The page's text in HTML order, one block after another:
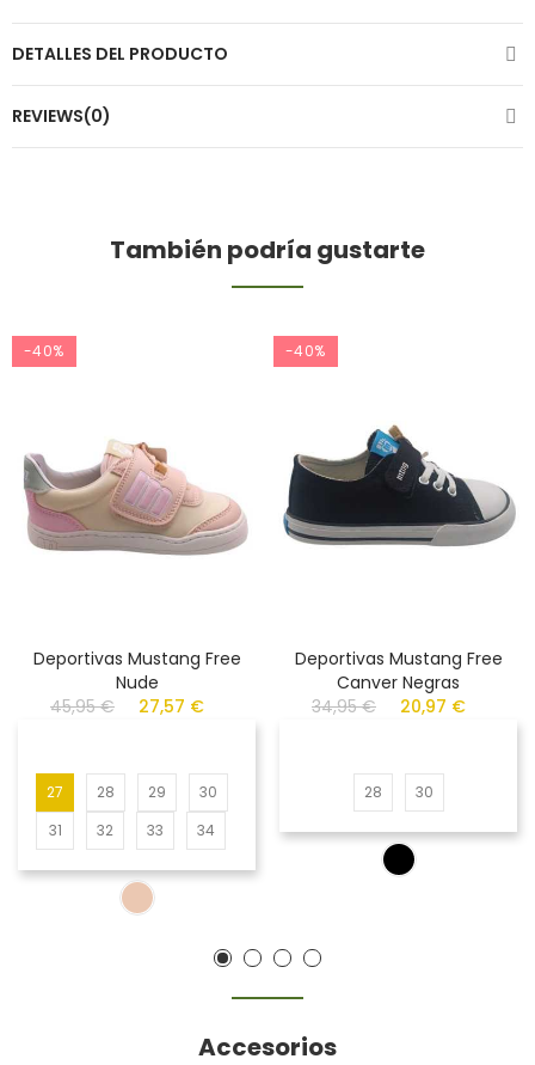
DETALLES DEL PRODUCTO
REVIEWS(0)
También podría gustarte
-40%
Deportivas Mustang Free
Nude
45,95 €
27,57 €
27 28 29
30
31
32 33 34
-40%
Deportivas Mustang Free
Canver Negras
34,95 €
20,97 €
28 30
Accesorios